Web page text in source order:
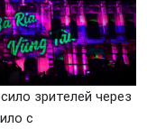
зрителей через
с